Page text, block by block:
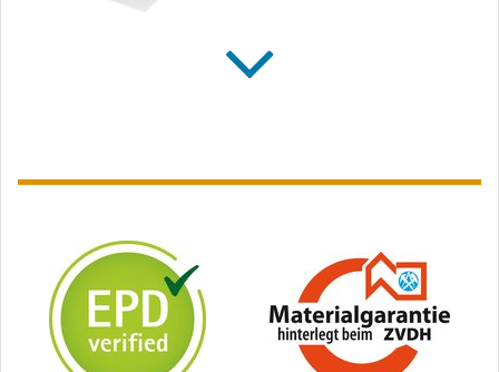
gesloten gevelbekleding,